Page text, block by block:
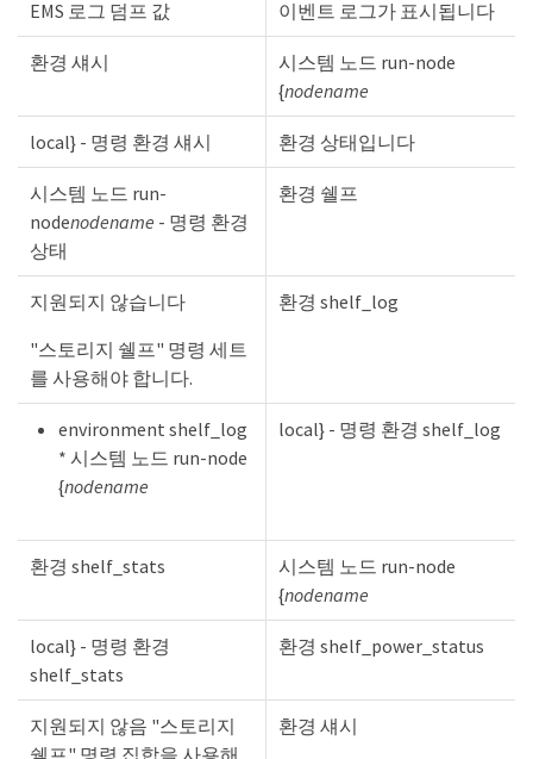
EMS 로그 덤프 값 이벤트 로그가 표시됩니다
환경 섀시
시스템 노드 run-node
{nodename
local} - 명령 환경 섀시 환경 상태입니다
시스템 노드 run-
nodenodename - 명령 환경
상태
환경 쉘프
지원되지 않습니다
"스토리지 쉘프" 명령 세트
를 사용해야 합니다.
환경 shelf_log
environment shelf_log
* 시스템 노드 run-node
{nodename
local} - 명령 환경 shelf_log
환경 shelf_stats
시스템 노드 run-node
{nodename
local} - 명령 환경
shelf_stats
환경 shelf_power_status
지원되지 않음 "스토리지
쉘프" 명령 집합을 사용해
환경 섀시